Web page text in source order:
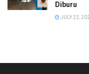
Diburu
JULY 22,